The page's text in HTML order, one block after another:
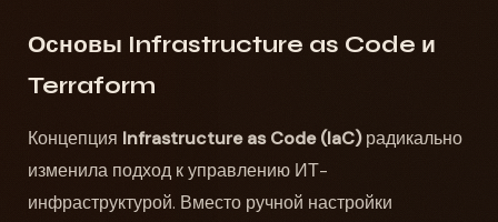
Основы Infrastructure as Code и
Terraform
Концепция Infrastructure as Code (IaC)радикально
изменила подход к управлению ИТ-
инфраструктурой. Вместо ручной настройки